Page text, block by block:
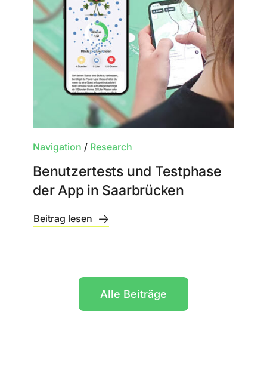
Navigation / Research
Benutzertests und Testphase
der App in Saarbrücken
Beitrag lesen
Alle Beiträge